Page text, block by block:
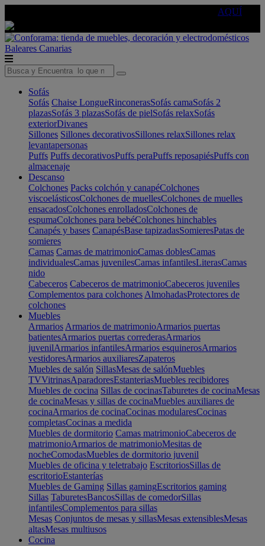
AQUÍ
Baleares Canarias
Sofás
Sofás Chaise LongueRinconerasSofás camaSofás 2
plazasSofás 3 plazasSofás de pielSofás relaxSofás
exteriorDivanes
Sillones Sillones decorativosSillones relaxSillones relax
levantapersonas
Puffs Puffs decorativosPuffs peraPuffs reposapiésPuffs con
almacenaje
Descanso
Colchones Packs colchón y canapéColchones
viscoelásticosColchones de muellesColchones de muelles
ensacadosColchones enrolladosColchones de
espumaColchones para bebéColchones hinchables
Canapés y bases CanapésBase tapizadasSomieresPatas de
somieres
Camas Camas de matrimonioCamas doblesCamas
individualesCamas juvenilesCamas infantilesLiterasCamas
nido
Cabeceros Cabeceros de matrimonioCabeceros juveniles
Complementos para colchones AlmohadasProtectores de
colchones
Muebles
Armarios Armarios de matrimonioArmarios puertas
batientesArmarios puertas correderasArmarios
juvenilArmarios infantilesArmarios esquinerosArmarios
vestidoresArmarios auxiliaresZapateros
Muebles de salón SillasMesas de salónMuebles
TVVitrinasAparadoresEstanteriasMuebles recibidores
Muebles de cocina Sillas de cocinasTaburetes de cocinaMesas
de cocinaMesas y sillas de cocinaMuebles auxiliares de
cocinaArmarios de cocinaCocinas modularesCocinas
completasCocinas a medida
Muebles de dormitorio Camas matrimonioCabeceros de
matrimonioArmarios de matrimonioMesitas de
nocheComodasMuebles de dormitorio juvenil
Muebles de oficina y teletrabajo EscritoriosSillas de
escritorioEstanterías
Muebles de Gaming Sillas gamingEscritorios gaming
Sillas TaburetesBancosSillas de comedorSillas
infantilesComplementos para sillas
Mesas Conjuntos de mesas y sillasMesas extensiblesMesas
altasMesas multiusos
Cocina